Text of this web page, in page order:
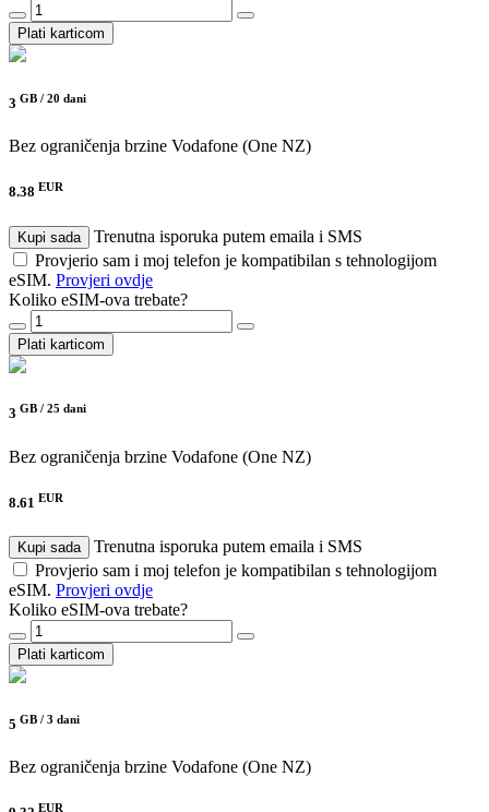
Plati karticom
3 GB / 20 dani
Bez ograničenja brzine Vodafone (One NZ)
8.38 EUR
Kupi sada
Trenutna isporuka putem emaila i SMS
Provjerio sam i moj telefon je kompatibilan s tehnologijom
eSIM. Provjeri ovdje
Koliko eSIM-ova trebate?
Plati karticom
3 GB / 25 dani
Bez ograničenja brzine Vodafone (One NZ)
8.61 EUR
Kupi sada
Trenutna isporuka putem emaila i SMS
Provjerio sam i moj telefon je kompatibilan s tehnologijom
eSIM. Provjeri ovdje
Koliko eSIM-ova trebate?
Plati karticom
5 GB / 3 dani
Bez ograničenja brzine Vodafone (One NZ)
EUR